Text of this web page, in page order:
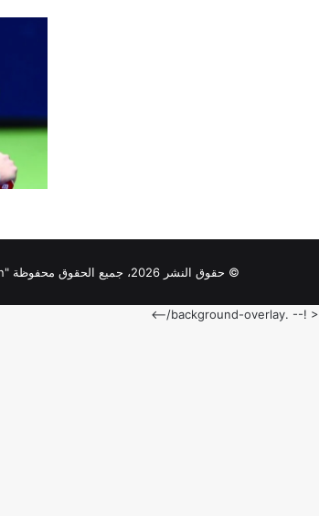
© حقوق النشر 2026، جميع الحقوق محفوظة "InfoMagazine.tn "
< !-- .background-overlay/-->